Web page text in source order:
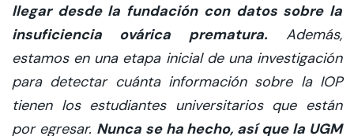
llegar desde la fundación con datos sobre la
insuficiencia ovárica prematura. Además,
estamos en una etapa inicial de una investigación
para detectar cuánta información sobre la IOP
tienen los estudiantes universitarios que están
por egresar. Nunca se ha hecho, así que la UGM